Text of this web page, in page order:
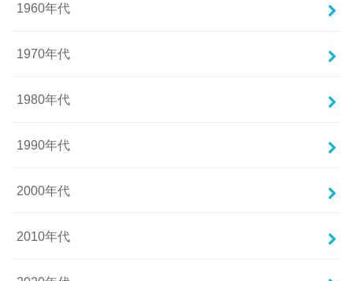
1960年代
1970年代
1980年代
1990年代
2000年代
2010年代